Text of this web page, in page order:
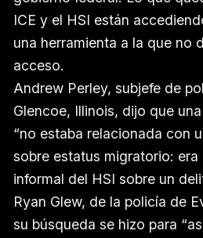
ICE y el HSI están
una herramienta a la que no
acceso.
Andrew Perley, subjefe de
Glencoe, Illinois, dijo que
“no estaba relacionada con
sobre estatus migratorio: era
informal del HSI sobre un
Ryan Glew, de la policía de
su búsqueda se hizo para